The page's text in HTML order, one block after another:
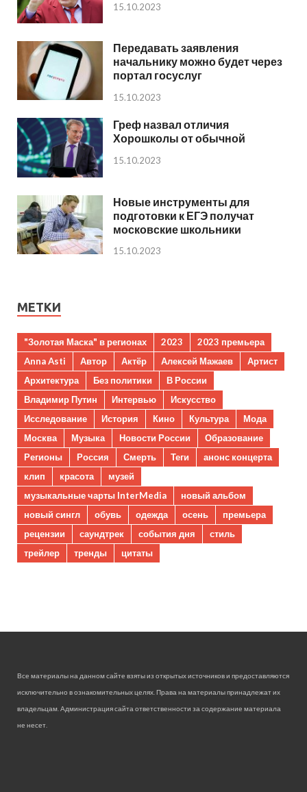
15.10.2023
Передавать заявления
начальнику можно будет через
портал госуслуг
15.10.2023
Греф назвал отличия
Хорошколы от обычной
15.10.2023
Новые инструменты для
подготовки к ЕГЭ получат
московские школьники
15.10.2023
МЕТКИ
"Золотая Маска" в регионах 2023
2023 премьера
Anna Asti
Автор Актёр Алексей Мажаев
Артист
Архитектура
Без политики
В России
Владимир Путин
Интервью
Искусство
Исследование
История Кино Культура
Мода
Москва
Музыка Новости России
Образование
Регионы
Россия Смерть Теги
анонс концерта
клип
красота
музей
музыкальные чарты InterMedia
новый альбом
новый сингл
обувь одежда осень
премьера
рецензии
саундтрек события дня
стиль
трейлер
тренды цитаты
Все материалы на данном сайте взяты из открытых источников и предоставляются
исключительно в ознакомительных целях. Права на материалы принадлежат их
владельцам. Администрация сайта ответственности за содержание материала
не несет.